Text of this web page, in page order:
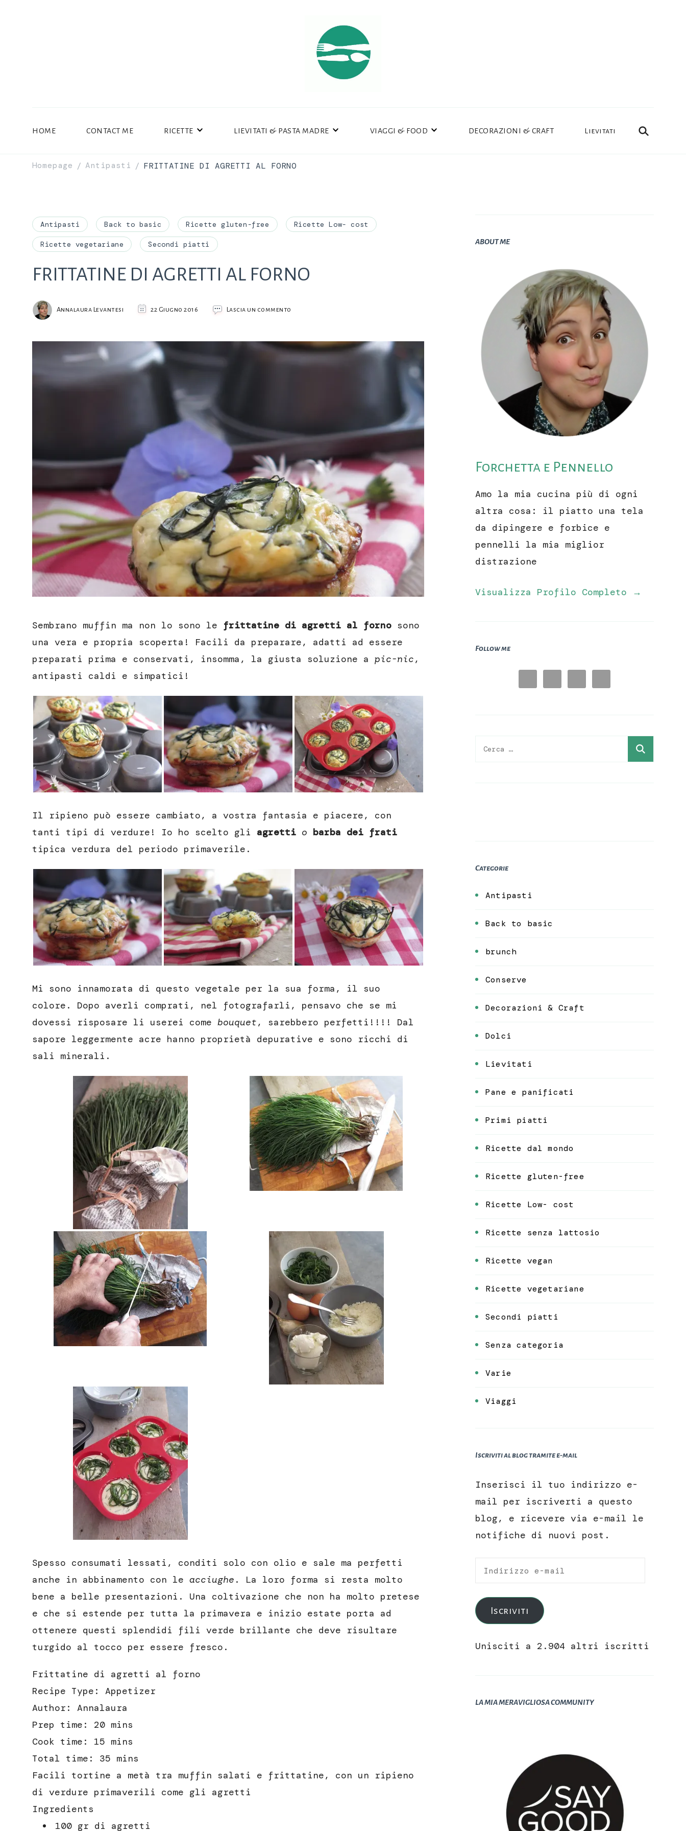
HOME CONTACT ME RICETTE LIEVITATI & PASTA MADRE VIAGGI & FOOD DECORAZIONI & CRAFT Lievitati
Homepage / Antipasti / FRITTATINE DI AGRETTI AL FORNO
Antipasti Back to basic Ricette gluten-free Ricette Low- cost
Ricette vegetariane Secondi piatti
FRITTATINE DI AGRETTI AL FORNO
Annalaura Levantesi 22 Giugno 2016 Lascia un commento
AGRETTI
AL
Sembrano muffin ma non lo sono le frittatine di agretti al forno sono
una vera e propria scoperta! Facili da preparare, adatti ad essere
preparati prima e conservati, insomma, la giusta soluzione a pic-nic,
antipasti caldi e simpatici!
Il ripieno può essere cambiato, a vostra fantasia e piacere, con
tanti tipi di verdure! Io ho scelto gli agretti o barba dei frati
tipica verdura del periodo primaverile.
Mi sono innamorata di questo vegetale per la sua forma, il suo
colore. Dopo averli comprati, nel fotografarli, pensavo che se mi
dovessi risposare li userei come bouquet, sarebbero perfetti!!!! Dal
sapore leggermente acre hanno proprietà depurative e sono ricchi di
sali minerali.
Spesso consumati lessati, conditi solo con olio e sale ma perfetti
anche in abbinamento con le acciughe . La loro forma si resta molto
bene a belle presentazioni. Una coltivazione che non ha molto pretese
e che si estende per tutta la primavera e inizio estate porta ad
ottenere questi splendidi fili verde brillante che deve risultare
turgido al tocco per essere fresco.
Frittatine di agretti al forno
Recipe Type : Appetizer
Author: Annalaura
Prep time: 20 mins
Cook time: 15 mins
Total time: 35 mins
Facili tortine a metà tra muffin salati e frittatine, con un ripieno
di verdure primaverili come gli agretti
Ingredients
100 gr di agretti
ABOUT ME
Forchetta e Pennello
Amo la mia cucina più di ogni
altra cosa: il piatto una tela
da dipingere e forbice e
pennelli la mia miglior
distrazione
Visualizza Profilo Completo →
Follow me
Ricerca
Categorie
Antipasti
Back to basic
brunch
Conserve
Decorazioni & Craft
Dolci
Lievitati
Pane e panificati
Primi piatti
Ricette dal mondo
Ricette gluten-free
Ricette Low- cost
Ricette senza lattosio
Ricette vegan
Ricette vegetariane
Secondi piatti
Senza categoria
Varie
Viaggi
Iscriviti al blog tramite e-mail
Inserisci il tuo indirizzo e-
mail per iscriverti a questo
blog, e ricevere via e-mail le
notifiche di nuovi post.
Indirizzo
mail
Iscriviti
Unisciti a 2.904 altri iscritti
LA MIA MERAVIGLIOSA COMMUNITY